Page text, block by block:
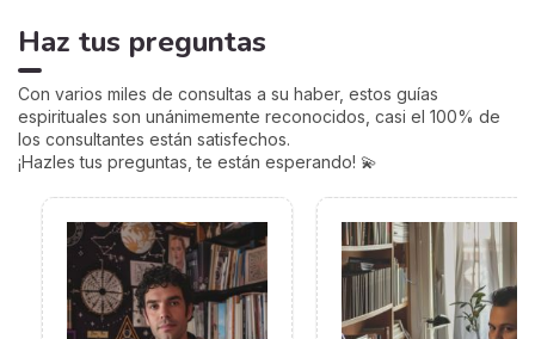
Haz tus preguntas
Con varios miles de consultas a su haber, estos guías
espirituales son unánimemente reconocidos, casi el 100% de
los consultantes están satisfechos.
¡Hazles tus preguntas, te están esperando! 💫